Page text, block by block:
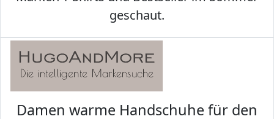
geschaut.
Damen warme Handschuhe für den